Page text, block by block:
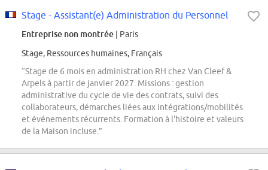
Stage - Assistant(e) Administration du Personnel
Entreprise non montrée | Paris
Stage, Ressources humaines, Français
“Stage de 6 mois en administration RH chez Van Cleef &
Arpels à partir de janvier 2027. Missions : gestion
administrative du cycle de vie des contrats, suivi des
collaborateurs, démarches liées aux intégrations/mobilités
et événements récurrents. Formation à l'histoire et valeurs
de la Maison incluse.”